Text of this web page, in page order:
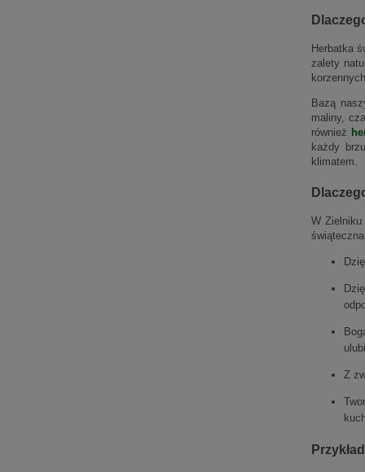
Herbatka
zalety
Bazą
maliny,
również
każdy
klimatem.
W Zielniku
Z